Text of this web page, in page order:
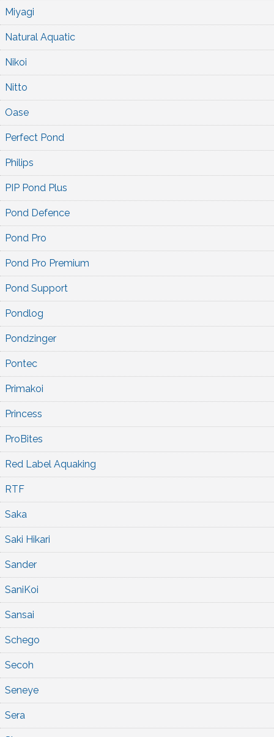
Miyagi
Natural Aquatic
Nikoi
Nitto
Oase
Perfect Pond
Philips
PIP Pond Plus
Pond Defence
Pond Pro
Pond Pro Premium
Pond Support
Pondlog
Pondzinger
Pontec
Primakoi
Princess
ProBites
Red Label Aquaking
RTF
Saka
Saki Hikari
Sander
SaniKoi
Sansai
Schego
Secoh
Seneye
Sera